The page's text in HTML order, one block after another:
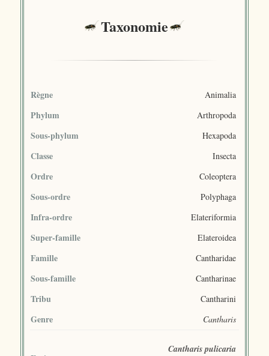
Taxonomie
Règne Animalia
Phylum Arthropoda
Sous-phylum Hexapoda
Classe Insecta
Ordre Coleoptera
Sous-ordre Polyphaga
Infra-ordre Elateriformia
Super-famille Elateroidea
Famille Cantharidae
Sous-famille Cantharinae
Tribu Cantharini
Genre Cantharis
Cantharis pulicaria